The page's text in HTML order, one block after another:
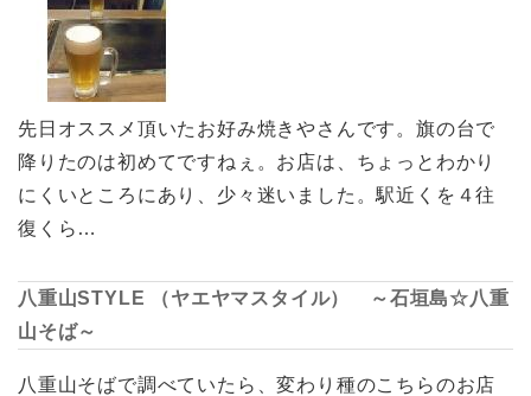
先日オススメ頂いたお好み焼きやさんです。旗の台で
降りたのは初めてですねぇ。お店は、ちょっとわかり
にくいところにあり、少々迷いました。駅近くを４往
復くら…
八重山STYLE （ヤエヤマスタイル） ～石垣島☆八重
山そば～
八重山そばで調べていたら、変わり種のこちらのお店